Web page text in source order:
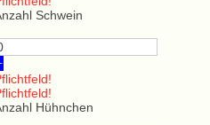
Schwein
Hühnchen